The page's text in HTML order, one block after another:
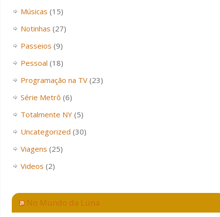
Músicas (15)
Notinhas (27)
Passeios (9)
Pessoal (18)
Programação na TV(23)
Série Metrô (6)
Totalmente NY(5)
Uncategorized (30)
Viagens (25)
Videos (2)
No Mundo da Luna